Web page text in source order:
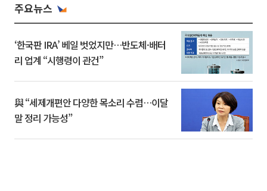
주요뉴스
‘한국판 IRA’ 베일 벗었지만…반도체·배터
리 업계 “시행령이 관건”
與 “세제개편안 다양한 목소리 수렴…이달
말 정리 가능성”